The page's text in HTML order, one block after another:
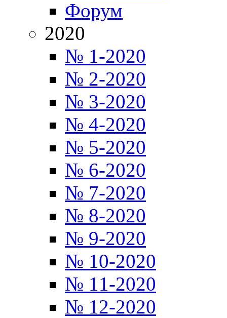
Форум
2020
№ 1-2020
№ 2-2020
№ 3-2020
№ 4-2020
№ 5-2020
№ 6-2020
№ 7-2020
№ 8-2020
№ 9-2020
№ 10-2020
№ 11-2020
№ 12-2020